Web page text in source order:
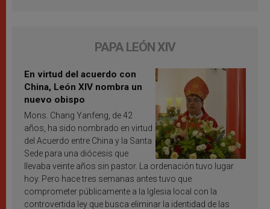
PAPA LEÓN XIV
En virtud del acuerdo con
China, León XIV nombra un
nuevo obispo
Mons. Chang Yanfeng, de 42
años, ha sido nombrado en virtud
del Acuerdo entre China y la Santa
Sede para una diócesis que
llevaba veinte años sin pastor. La ordenación tuvo lugar
hoy. Pero hace tres semanas antes tuvo que
comprometer públicamente a la Iglesia local con la
controvertida ley que busca eliminar la identidad de las